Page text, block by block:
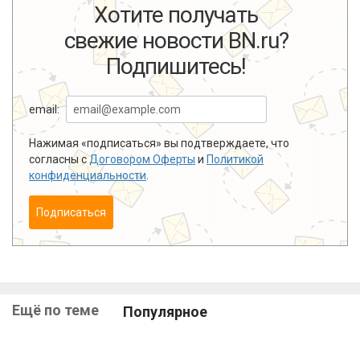
Хотите получать
свежие новости BN.ru?
Подпишитесь!
email:
Нажимая «подписаться» вы подтверждаете, что
согласны сДоговором Оферты и Политикой
конфиденциальности
Подписаться
Ещё по теме Популярное